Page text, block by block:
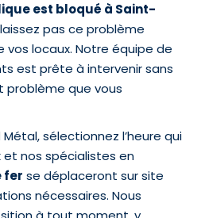
est bloqué à Saint-
pas ce problème
locaux. Notre équipe de
est prête à intervenir sans
problème que vous
sélectionnez l’heure qui
et nos spécialistes en
fer se déplaceront sur site
nécessaires. Nous